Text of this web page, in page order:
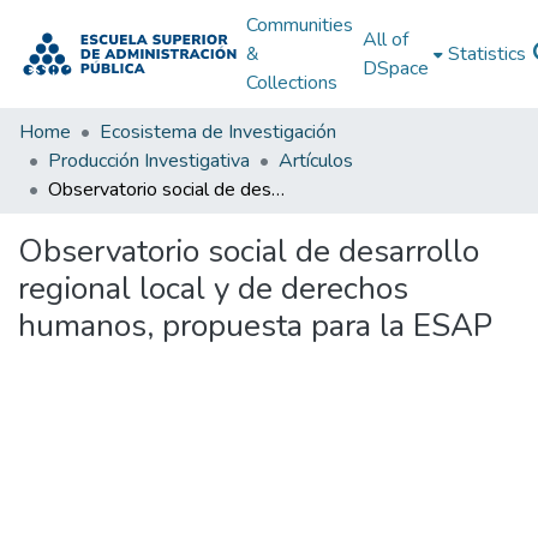
Communities
&
Collections
All of
DSpace
Statistics
Home
Ecosistema de Investigación
Producción Investigativa
Artículos
Observatorio social de desarrollo regional local y de derechos humanos, propuesta para la ESAP
Observatorio social de desarrollo
regional local y de derechos
humanos, propuesta para la ESAP